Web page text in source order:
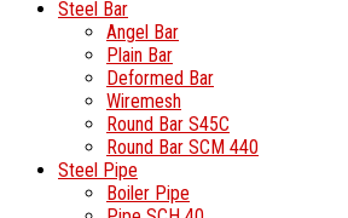
Steel Bar
Angel Bar
Plain Bar
Deformed Bar
Wiremesh
Round Bar S45C
Round Bar SCM 440
Steel Pipe
Boiler Pipe